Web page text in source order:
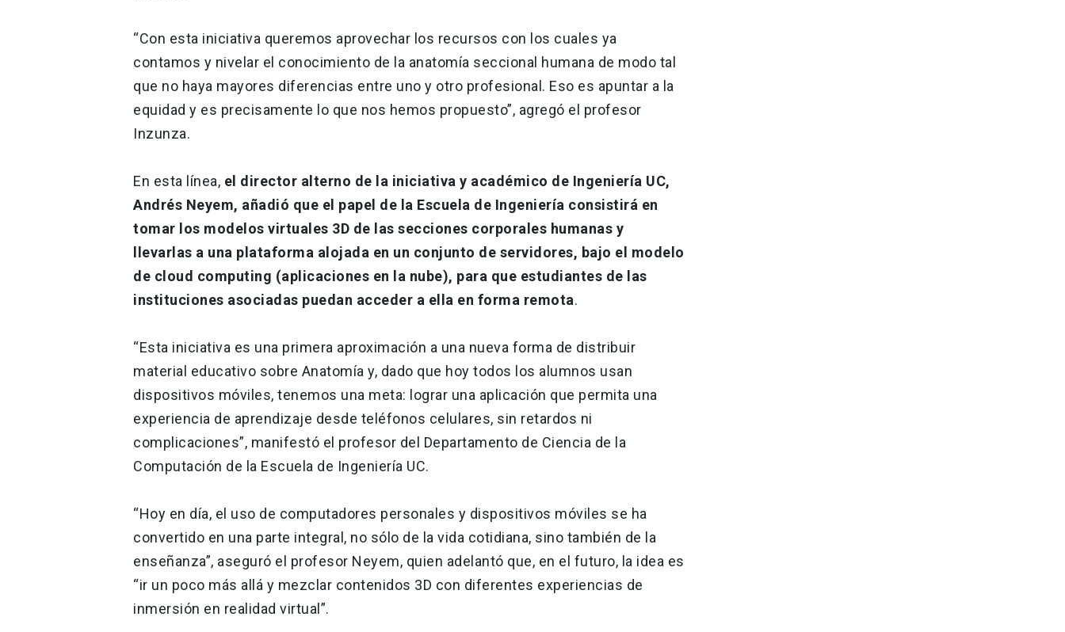
“Con esta iniciativa queremos aprovechar los recursos con los cuales ya
contamos y nivelar el conocimiento de la anatomía seccional humana de modo tal
que no haya mayores diferencias entre uno y otro profesional. Eso es apuntar a la
equidad y es precisamente lo que nos hemos propuesto”, agregó el profesor
Inzunza.
En esta línea, el director alterno de la iniciativa y académico de Ingeniería UC,
Andrés Neyem, añadió que el papel de la Escuela de Ingeniería consistirá en
tomar los modelos virtuales 3D de las secciones corporales humanas y
llevarlas a una plataforma alojada en un conjunto de servidores, bajo el modelo
de cloud computing (aplicaciones en la nube), para que estudiantes de las
instituciones asociadas puedan acceder a ella en forma remota.
“Esta iniciativa es una primera aproximación a una nueva forma de distribuir
material educativo sobre Anatomía y, dado que hoy todos los alumnos usan
dispositivos móviles, tenemos una meta: lograr una aplicación que permita una
experiencia de aprendizaje desde teléfonos celulares, sin retardos ni
complicaciones”, manifestó el profesor del Departamento de Ciencia de la
Computación de la Escuela de Ingeniería UC.
“Hoy en día, el uso de computadores personales y dispositivos móviles se ha
convertido en una parte integral, no sólo de la vida cotidiana, sino también de la
enseñanza”, aseguró el profesor Neyem, quien adelantó que, en el futuro, la idea es
“ir un poco más allá y mezclar contenidos 3D con diferentes experiencias de
inmersión en realidad virtual”.